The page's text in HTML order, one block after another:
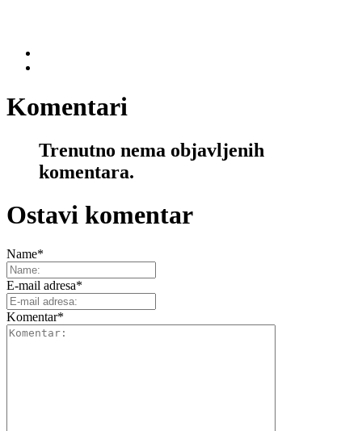
Komentari
Trenutno nema objavljenih
komentara.
Ostavi komentar
Name*
E-mail adresa*
Komentar*